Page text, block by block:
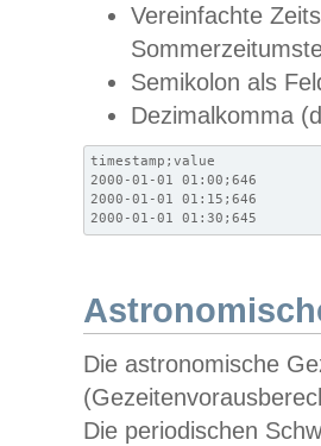
Vereinfachte
Semikolon als
Dezimalkomma
timestamp;value
2000-01-01 01:00;646
2000-01-01 01:15;646
2000-01-01 01:30;645
Die astronomische
Die periodischen